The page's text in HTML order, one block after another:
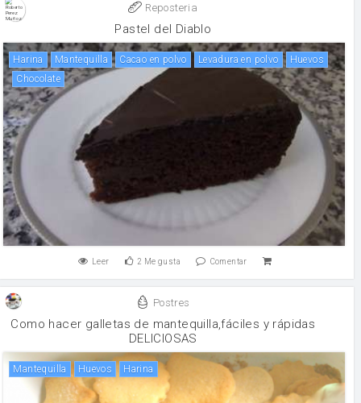
Reposteria
Pastel del Diablo
harina mantequilla Cacao en polvo levadura en polvo
huevos
chocolate
Leer 2 Me gusta Comentar
Postres
Como hacer galletas de mantequilla,fáciles y rápidas
DELICIOSAS
mantequilla huevos harina